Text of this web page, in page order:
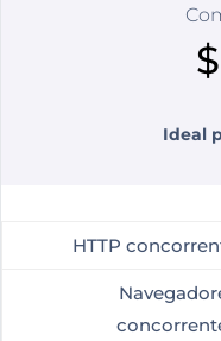
Ideal
HTTP